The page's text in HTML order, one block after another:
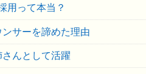
用って本当？
サーを諦めた理由
んとして活躍